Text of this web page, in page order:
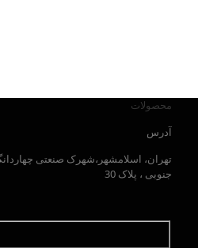
محصولات
آدرس
جنوبی ، پلاک 30